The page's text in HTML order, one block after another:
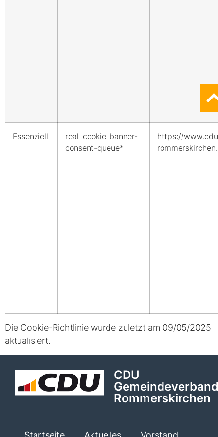
Essenziell
real_cookie_banner-
consent-queue*
https://
Die Cookie-Richtlinie wurde zuletzt am 09/05/2025
aktualisiert.
CDU
Gemeindeverband
Rommerskirchen
Startseite Aktuelles Vorstand